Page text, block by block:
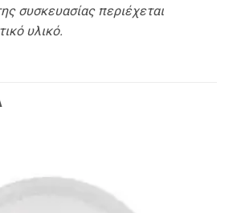
συσκευασίας περιέχεται
υλικό.